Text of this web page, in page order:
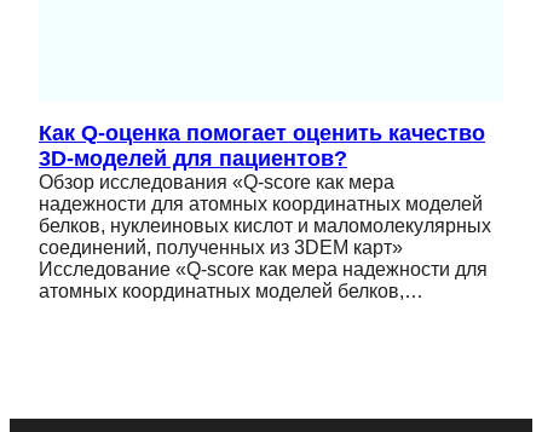
Как Q-оценка помогает оценить качество
3D-моделей для пациентов?
Обзор исследования «Q-score как мера
надежности для атомных координатных моделей
белков, нуклеиновых кислот и маломолекулярных
соединений, полученных из 3DEM карт»
Исследование «Q-score как мера надежности для
атомных координатных моделей белков,…